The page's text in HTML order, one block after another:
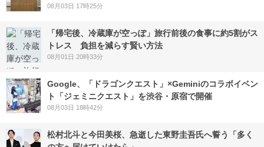
08月03日 17時25分
「帰宅後、冷蔵庫が空っぽ」旅行前後の食事に約5割がス
トレス 負担を減らす賢い方法
08月01日 20時33分
Google、「ドラゴンクエスト」×Geminiのコラボイベン
ト「ジェミニクエスト」を渋谷・原宿で開催
08月03日 18時42分
松村北斗と今田美桜、急逝した東野圭吾氏へ誓う「多く